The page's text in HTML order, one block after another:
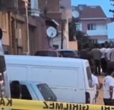
AKDENİZ, BİR AÇIK
HAVA HAZİNESİ